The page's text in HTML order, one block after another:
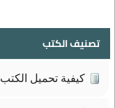
تصنيف الكتب
كيفية تحميل الكتب